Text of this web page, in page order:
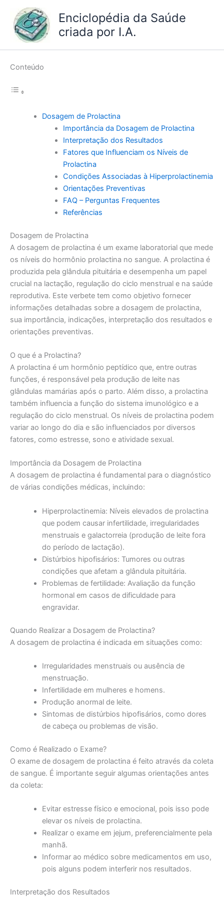
conteúdo
Enciclopédia da Saúde
criada por I.A.
Conteúdo
Dosagem de Prolactina
Importância da Dosagem de Prolactina
Interpretação dos Resultados
Fatores que Influenciam os Níveis de
Prolactina
Condições Associadas à Hiperprolactinemia
Orientações Preventivas
FAQ – Perguntas Frequentes
Referências
Dosagem de Prolactina
A dosagem de prolactina é um exame laboratorial que mede
os níveis do hormônio prolactina no sangue. A prolactina é
produzida pela glândula pituitária e desempenha um papel
crucial na lactação, regulação do ciclo menstrual e na saúde
reprodutiva. Este verbete tem como objetivo fornecer
informações detalhadas sobre a dosagem de prolactina,
sua importância, indicações, interpretação dos resultados e
orientações preventivas.
O que é a Prolactina?
A prolactina é um hormônio peptídico que, entre outras
funções, é responsável pela produção de leite nas
glândulas mamárias após o parto. Além disso, a prolactina
também influencia a função do sistema imunológico e a
regulação do ciclo menstrual. Os níveis de prolactina podem
variar ao longo do dia e são influenciados por diversos
fatores, como estresse, sono e atividade sexual.
Importância da Dosagem de Prolactina
A dosagem de prolactina é fundamental para o diagnóstico
de várias condições médicas, incluindo:
Hiperprolactinemia: Níveis elevados de prolactina
que podem causar infertilidade, irregularidades
menstruais e galactorreia (produção de leite fora
do período de lactação).
Distúrbios hipofisários: Tumores ou outras
condições que afetam a glândula pituitária.
Problemas de fertilidade: Avaliação da função
hormonal em casos de dificuldade para
engravidar.
Quando Realizar a Dosagem de Prolactina?
A dosagem de prolactina é indicada em situações como:
Irregularidades menstruais ou ausência de
menstruação.
Infertilidade em mulheres e homens.
Produção anormal de leite.
Sintomas de distúrbios hipofisários, como dores
de cabeça ou problemas de visão.
Como é Realizado o Exame?
O exame de dosagem de prolactina é feito através da coleta
de sangue. É importante seguir algumas orientações antes
da coleta:
Evitar estresse físico e emocional, pois isso pode
elevar os níveis de prolactina.
Realizar o exame em jejum, preferencialmente pela
manhã.
Informar ao médico sobre medicamentos em uso,
pois alguns podem interferir nos resultados.
Interpretação dos Resultados